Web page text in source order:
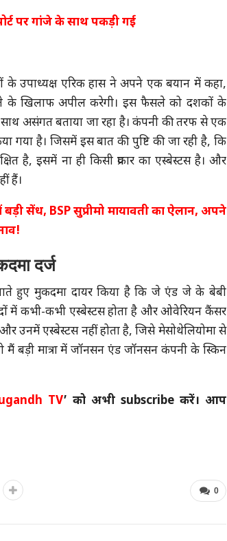
पर गांजे के साथ पकड़ी गई
के उपाध्यक्ष एरिक हास ने अपने एक बयान में कहा,
खिलाफ अपील करेगी। इस फैसले को दशकों के
साथ असंगत बताया जा रहा है। कंपनी की तरफ से एक
गया है। जिसमें इस बात की पुष्टि की जा रही है, कि
है, इसमें ना ही किसी प्रकार का एस्बेस्टस है। और
हैं।
बड़ी सेंध, BSP सुप्रीमो मायावती का ऐलान, अपने
दर्ज
हुए मुकदमा दायर किया है कि जे एंड जे के बेबी
में कभी-कभी एस्बेस्टस होता है और ओवेरियन कैंसर
उनमें एस्बेस्टस नहीं होता है, जिसे मेसोथेलियोमा से
मैं बड़ी मात्रा में जॉनसन एंड जॉनसन कंपनी के स्किन
TV’ को अभी subscribe करें। आप
0